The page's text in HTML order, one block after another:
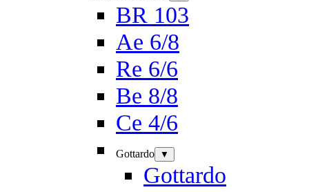
BR 103
Ae 6/8
Re 6/6
Be 8/8
Ce 4/6
Gottardo ▼
Gottardo